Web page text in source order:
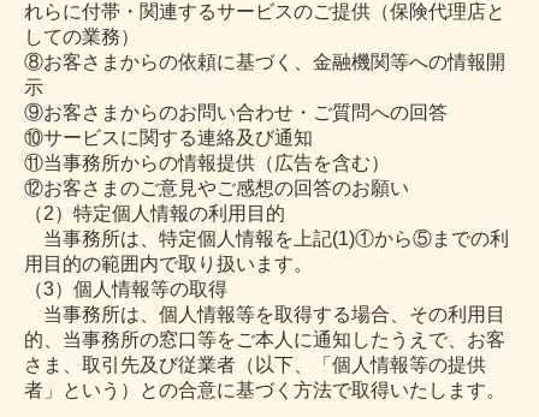
れらに付帯・関連するサービスのご提供（保険代理店と
しての業務）
⑧お客さまからの依頼に基づく、金融機関等への情報開
示
⑨お客さまからのお問い合わせ・ご質問への回答
⑩サービスに関する連絡及び通知
⑪当事務所からの情報提供（広告を含む）
⑫お客さまのご意見やご感想の回答のお願い
（2）特定個人情報の利用目的
当事務所は、特定個人情報を上記(1)①から⑤までの利
用目的の範囲内で取り扱います。
（3）個人情報等の取得
当事務所は、個人情報等を取得する場合、その利用目
的、当事務所の窓口等をご本人に通知したうえで、お客
さま、取引先及び従業者（以下、「個人情報等の提供
者」という）との合意に基づく方法で取得いたします。